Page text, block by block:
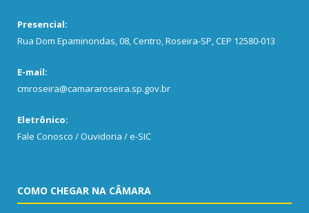
Presencial:
Rua Dom Epaminondas, 08, Centro, Roseira-SP, CEP 12580-013
E-mail:
cmroseira@camararoseira.sp.gov.br
Eletrônico:
Fale Conosco / Ouvidoria / e-SIC
COMO CHEGAR NA CÂMARA